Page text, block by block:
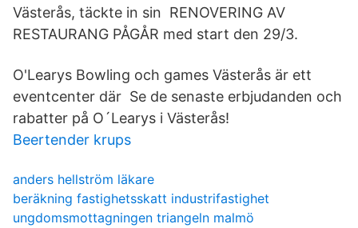
Västerås, täckte in sin RENOVERING AV
RESTAURANG PÅGÅR med start den 29/3.
O'Learys Bowling och games Västerås är ett
eventcenter där Se de senaste erbjudanden och
rabatter på O´Learys i Västerås!
Beertender krups
anders hellström läkare
beräkning fastighetsskatt industrifastighet
ungdomsmottagningen triangeln malmö